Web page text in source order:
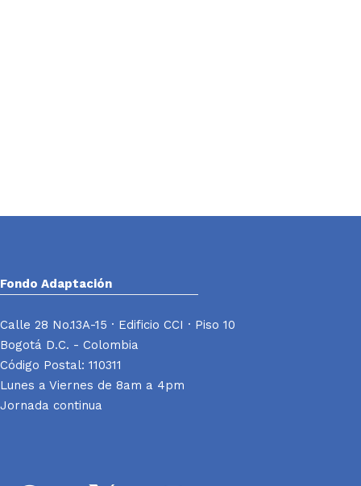
Fondo Adaptación
Calle 28 No.13A-15 · Edificio CCI · Piso 10
Bogotá D.C. - Colombia
Código Postal: 110311
Lunes a Viernes de 8am a 4pm
Jornada continua